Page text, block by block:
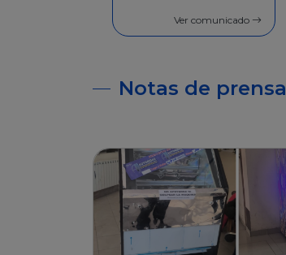
Ver comunicado
Notas de prensa